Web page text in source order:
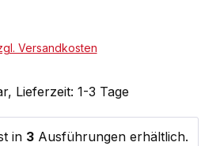
Versandkosten
Lieferzeit: 1-3 Tage
in 3Ausführungen erhältlich.